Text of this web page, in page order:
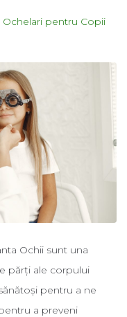
Ochelari pentru Copii
Ochii sunt una
părți ale corpului
pentru a ne
a preveni